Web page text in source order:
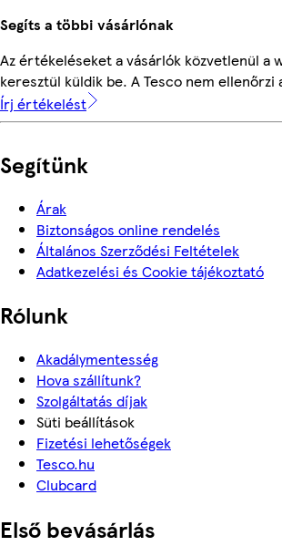
Segíts a többi vásárlónak
Az értékeléseket a vásárlók közvetlenül a
keresztül küldik be. A Tesco nem
Írj értékelést
Segítünk
Árak
Biztonságos online rendelés
Általános Szerződési Feltételek
Adatkezelési és Cookie tájékoztató
Rólunk
Akadálymentesség
Hova szállítunk?
Szolgáltatás díjak
Süti beállítások
Fizetési lehetőségek
Tesco.hu
Clubcard
Első bevásárlás